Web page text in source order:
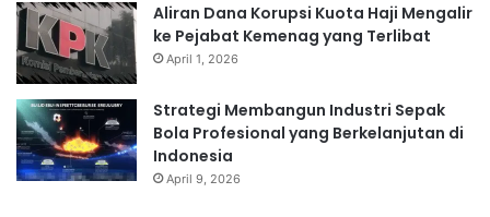
Aliran Dana Korupsi Kuota Haji Mengalir
ke Pejabat Kemenag yang Terlibat
April 1, 2026
Strategi Membangun Industri Sepak
Bola Profesional yang Berkelanjutan di
Indonesia
April 9, 2026